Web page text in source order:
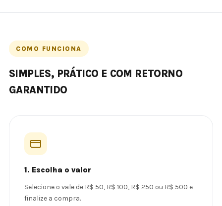
COMO FUNCIONA
SIMPLES, PRÁTICO E COM RETORNO
GARANTIDO
1. Escolha o valor
Selecione o vale de R$ 50, R$ 100, R$ 250 ou R$ 500 e
finalize a compra.